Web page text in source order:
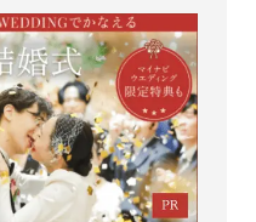
を運命の一着から始められるよ
トいたします。私たちは、自分
りを持ったおもてなしをお約束
」それが私たちの使命です。
スを取り扱うアトリエで打合せ
を満たした、オリジナルデザイ
質な素材が現代女性の体形に